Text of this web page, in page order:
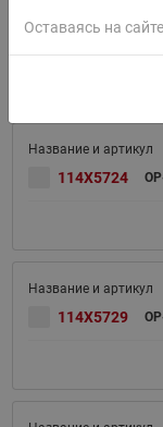
114X5721
114X5724
114X5729
Оставаясь на